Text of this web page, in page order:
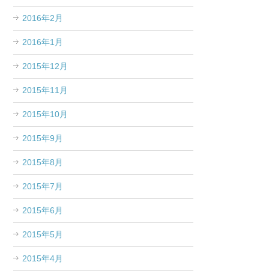
2016年2月
2016年1月
2015年12月
2015年11月
2015年10月
2015年9月
2015年8月
2015年7月
2015年6月
2015年5月
2015年4月